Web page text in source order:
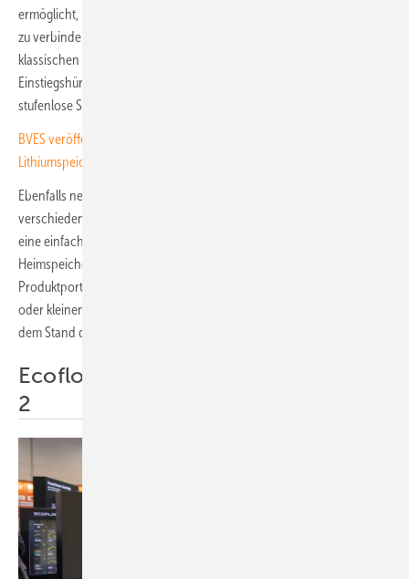
ermöglicht, mehrere Speicher zu einem kompakten Batteriespeicher
zu verbinden. Damit will das Unternehmen die Lücke zwischen
klassischen Heimspeichern und Balkonkraftwerken schließen. Die
Einstiegshürden werden so gesenkt – und die Systeme erlauben eine
stufenlose Skalierung der Speicherkapazität.
BVES veröffentlicht neuen Sicherheitsleitfaden für große
Lithiumspeicher
Ebenfalls neu ist der Anker Solix V1 EV-Charger. Das Gerät ist mit
verschiedenen Funktionen zur Ladeoptimierung ausgestattet und auf
eine einfache Bedienung im Alltag ausgelegt. Das bestehende
Heimspeichersystem Anker Solix X1 bleibt weiterhin Teil des
Produktportfolios. Es ist für die Versorgung von Einfamilienhäusern
oder kleinen Betrieben mit Dachsolaranlage konzipiert – und auch auf
dem Stand des Herstellers zu sehen.
Ecoflow demonstriert Powerinsight
2